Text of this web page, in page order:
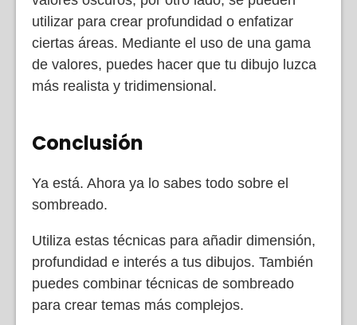
utilizar para crear profundidad o enfatizar
ciertas áreas. Mediante el uso de una gama
de valores, puedes hacer que tu dibujo luzca
más realista y tridimensional.
Conclusión
Ya está. Ahora ya lo sabes todo sobre el
sombreado.
Utiliza estas técnicas para añadir dimensión,
profundidad e interés a tus dibujos. También
puedes combinar técnicas de sombreado
para crear temas más complejos.